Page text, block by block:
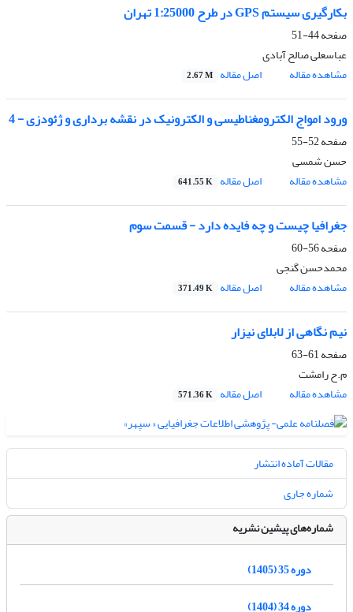
بکارگیری سیستم GPS در طرح 1:25000 تهران
صفحه44-51
عباسعلی صالح آبادی
مشاهده مقاله
اصل مقاله 2.67 M
ورود امواج الکترومغناطیسی و الکترونیک در نقشه برداری و ژئودزی - 4
صفحه52-55
حسن شمسی
مشاهده مقاله
اصل مقاله 641.55 K
جغرافیا چیست و چه فایده دارد - قسمت سوم
صفحه56-60
محمدحسن گنجی
مشاهده مقاله
اصل مقاله 371.49 K
نیم نگاهی از لابلای نیزار
صفحه61-63
م.ح رامشت
مشاهده مقاله
اصل مقاله 571.36 K
مقالات آماده انتشار
شماره جاری
شماره‌های پیشین نشریه
دوره 35 (1405)
دوره 34 (1404)